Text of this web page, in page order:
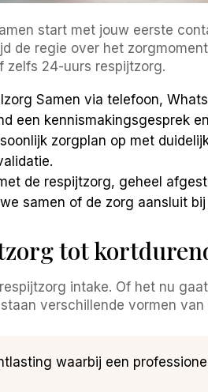
start met jouw eerste
de regie over het
zelfs 24-uurs respijtzorg.
Samen via telefoon,
een kennismakingsgesprek
zorgplan op met
de respijtzorg, geheel
samen of de zorg aansluit
tot
intake. Of het nu
verschillende vormen
waarbij een